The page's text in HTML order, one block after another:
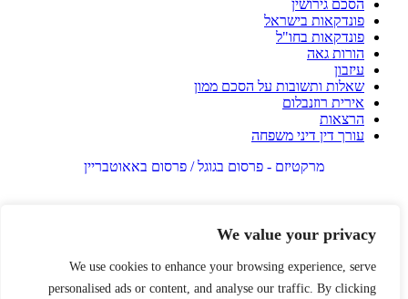
We value your privacy
We use cookies to enhance your browsing experience, serve
personalised ads or content, and analyse our traffic. By clicking
הסכם גירושין
פונדקאות בישראל
פונדקאות בחו"ל
הורות גאה
עיזבון
שאלות ותשובות על הסכם ממון
אירית רוזנבלום
הרצאות
עורך דין דיני משפחה
מרקטיזם - פרסום בגוגל / פרסום באאוטבריין